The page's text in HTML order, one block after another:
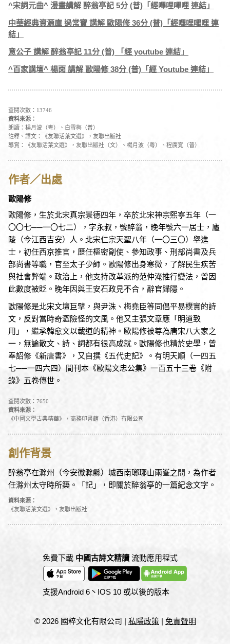
^宋詞元曲^ 漫畫講解 醉翁亭記 5分 (普)「經嗶哩嗶哩 連結」
中華經典資源庫 過常寶 講解 歐陽修 36分 (普)「經嗶哩嗶哩 連
結」
意公子 講解 醉翁亭記 11分 (普) 「經 youtube 連結」
^百家講壇^ 楊雨 講解 歐陽修 38分 (普)「經 Youtube 連結」
查閱次數：13746
資料來源：
朗讀：楊月波（粤）、白雪梅（普）
註釋、譯文：《友聯活葉文選》，友聯出版社
導賞：《友聯活葉文選》，友聯出版社（文）、楊月波（粤）、程廣寛（普）
作者／出處
歐陽修
歐陽修，生於北宋真宗景德四年，卒於北宋神宗熙寧五年（一
〇〇七──一〇七二），字永叔，號醉翁，晚年號六一居士，廬
陵（今江西吉安）人。北宋仁宗天聖八年（一〇三〇）舉進
士，初任西京推官，歷任樞密副使、參知政事、刑部尚書及兵
部尚書等職，官至太子少師。歐陽修出身寒微，了解民生疾苦
與社會弊端。政治上，他支持改革派的范仲淹推行變法，曾因
此數度被貶。晚年因與王安石政見不合，辭官歸隱。
歐陽修是北宋文壇巨擘，與尹洙、梅堯臣等同倡平易樸實的詩
文，反對當時奇澀險怪的文風。他又主張文章應「明道致
用」，繼承韓愈文以載道的精神。歐陽修被尊為唐宋八大家之
一，無論散文、詩、詞都有很高成就。歐陽修也精於史學，曾
奉詔修《新唐書》，又自撰《五代史記》。有明天順（一四五
七──一四六四）間刊本《歐陽文忠公集》一百五十三卷《附
錄》五卷傳世。
查閱次數：7650
資料來源：
《中國文學古典精華》，商務印書館（香港）有限公司
創作背景
醉翁亭在滁州（今安徽滁縣）城西南瑯琊山兩峯之間，為作者
任滁州太守時所築。「記」，即關於醉翁亭的一篇紀念文字。
資料來源：
《友聯活葉文選》，友聯出版社
免費下載 中國古詩文精讀 流動應用程式
支援Android 6丶IOS 10 或以後的版本
© 2026 國粹文化有限公司 | 私隱政策| 免責聲明